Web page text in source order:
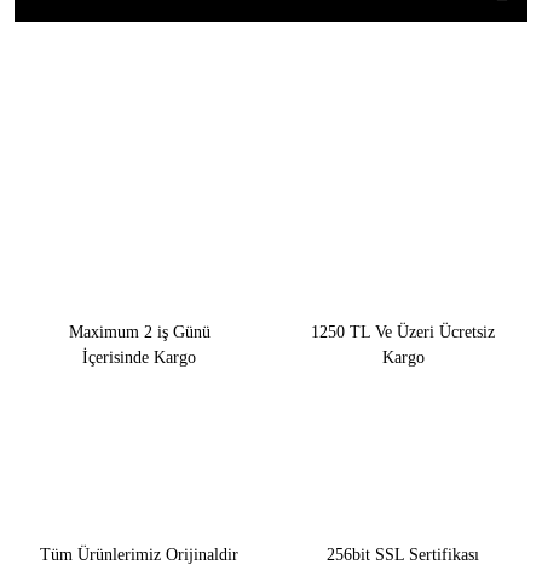
Maximum 2 iş Günü
İçerisinde Kargo
1250 TL Ve Üzeri Ücretsiz
Kargo
Tüm Ürünlerimiz Orijinaldir
256bit SSL Sertifikası